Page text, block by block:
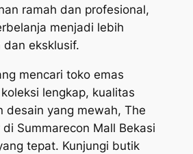
ramah dan profesional,
menjadi lebih
dan eksklusif.
mencari toko emas
lengkap, kualitas
desain yang mewah, The
Summarecon Mall Bekasi
tepat. Kunjungi butik